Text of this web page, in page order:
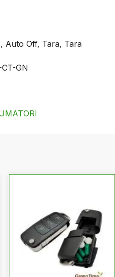
Auto Off, Tara, Tara
GN